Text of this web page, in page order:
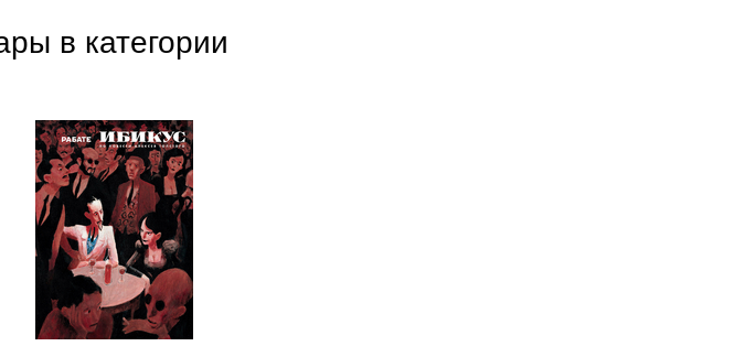
в категории